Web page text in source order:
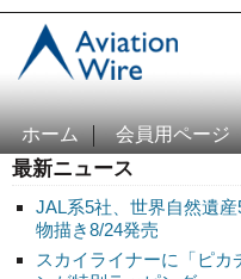
ホーム 会員用ページ
最新ニュース
JAL系5社、世界自然遺
物描き8/24発売
スカイライナーに「ピカ